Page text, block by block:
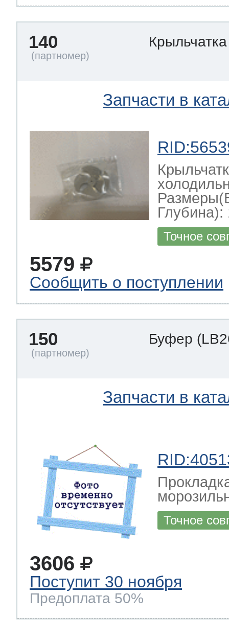
140
Запчасти в
Глубина):
Точное
5579
Сообщить о поступлении
150 Буфер
Запчасти в
Точное
3606
Поступит 30 ноября
Предоплата 50%